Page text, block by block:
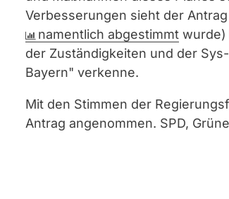
Verbesserungen sieht der
namentlich abgestimmt wurde)
der Zuständigkeiten und der
Bayern" verkenne.
Mit den Stimmen der
Antrag angenommen. SPD,